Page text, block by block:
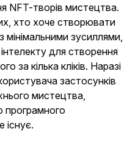
NFT-творів мистецтва.
хто хоче створювати
зусиллями,
для створення
за кілька кліків. Наразі
застосунків
мистецтва,
програмного
існує.